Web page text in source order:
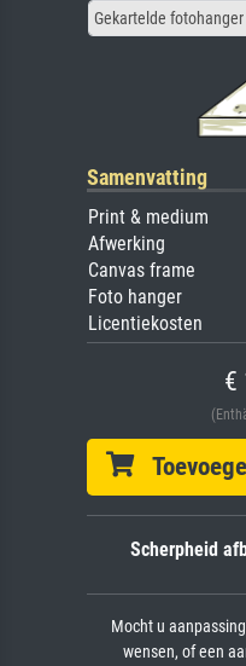
Gekartelde fotohanger
Samenvatting
Print & medium
Afwerking
Canvas frame
Foto hanger
Licentiekosten
€
Scherpheid
Mocht u
wensen, of een